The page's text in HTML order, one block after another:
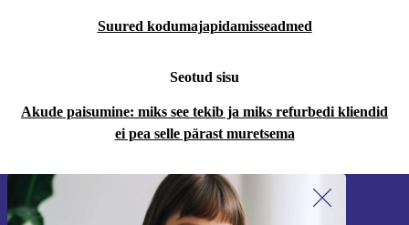
Suured kodumajapidamisseadmed
Seotud sisu
Akude paisumine: miks see tekib ja miks refurbedi kliendid
ei pea selle pärast muretsema
Liitu meie uudiskirjaga!